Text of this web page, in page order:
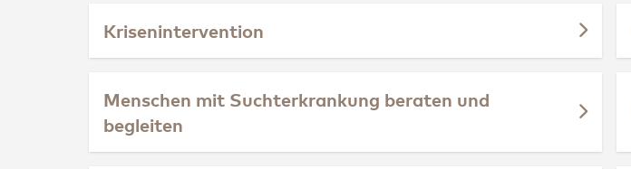
Krisenintervention
Menschen mit Suchterkrankung beraten und
begleiten